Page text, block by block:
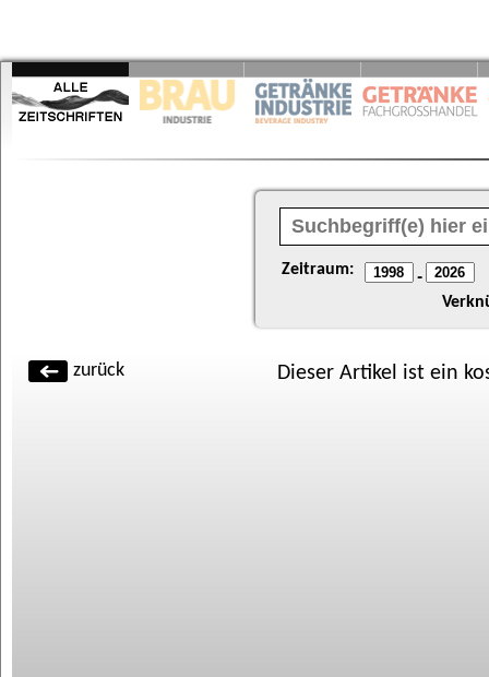
Zeitraum: -
zurück Dieser Artikel ist ein